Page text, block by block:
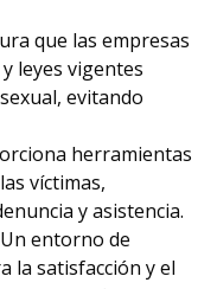
que las empresas
leyes vigentes
evitando
herramientas
víctimas,
y asistencia.
entorno de
la satisfacción y el